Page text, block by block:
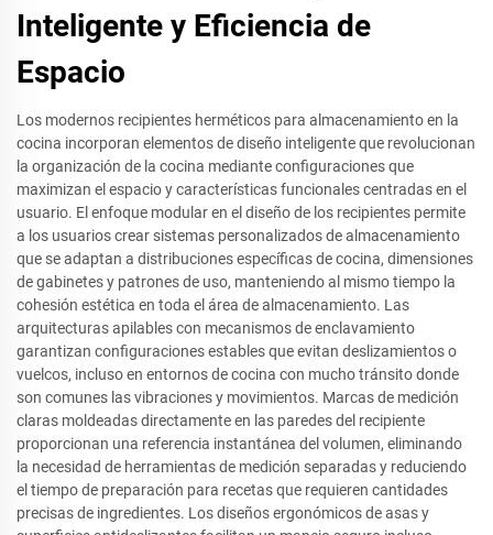
Inteligente y Eficiencia de
Espacio
Los modernos recipientes herméticos para almacenamiento en la
cocina incorporan elementos de diseño inteligente que revolucionan
la organización de la cocina mediante configuraciones que
maximizan el espacio y características funcionales centradas en el
usuario. El enfoque modular en el diseño de los recipientes permite
a los usuarios crear sistemas personalizados de almacenamiento
que se adaptan a distribuciones específicas de cocina, dimensiones
de gabinetes y patrones de uso, manteniendo al mismo tiempo la
cohesión estética en toda el área de almacenamiento. Las
arquitecturas apilables con mecanismos de enclavamiento
garantizan configuraciones estables que evitan deslizamientos o
vuelcos, incluso en entornos de cocina con mucho tránsito donde
son comunes las vibraciones y movimientos. Marcas de medición
claras moldeadas directamente en las paredes del recipiente
proporcionan una referencia instantánea del volumen, eliminando
la necesidad de herramientas de medición separadas y reduciendo
el tiempo de preparación para recetas que requieren cantidades
precisas de ingredientes. Los diseños ergonómicos de asas y